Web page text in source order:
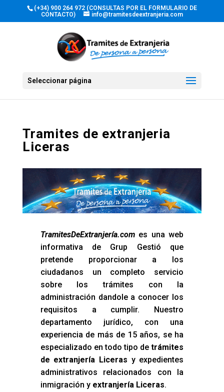
(+34) 900 264 972 (CONSULTAS POR EL FORMULARIO DE
CONTACTO)
info@tramitesdeextranjeria.com
Seleccionar página
Tramites de extranjeria
Liceras
TramitesDeExtranjería.comes una web
informativa de Grup Gestió que
pretende proporcionar a los
ciudadanos un completo servicio
sobre los trámites con la
administración dandole a conocer los
requisitos a cumplir. Nuestro
departamento jurídico, con una
experiencia de más de 15 años, se ha
especializado en todo tipo detrámites
de extranjería Liceras y expedientes
administrativos relacionados con la
inmigración y extranjería Liceras.